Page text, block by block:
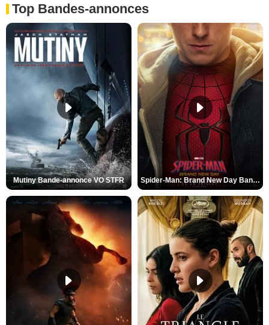
Top Bandes-annonces
Mutiny Bande-annonce VO STFR Spider-Man: Brand New Day Bande-annonce VO STFR